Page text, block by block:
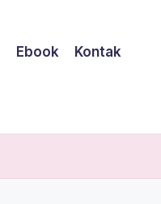
Ebook Kontak